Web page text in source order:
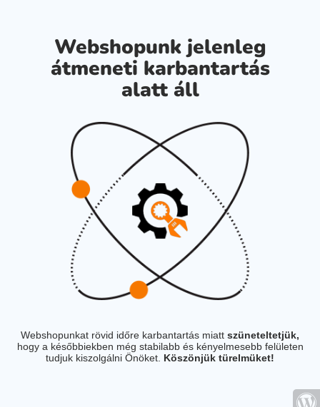
Webshopunk jelenleg
átmeneti karbantartás
alatt áll
Webshopunkat rövid időre karbantartás miatt szüneteltetjük,
hogy a későbbiekben még stabilabb és kényelmesebb felületen
tudjuk kiszolgálni Önöket. Köszönjük türelmüket!